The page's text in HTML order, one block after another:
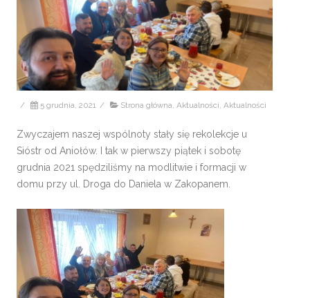
/ 5 grudnia, 2021 / Strona główna Aktualności Aktualności
Zwyczajem naszej wspólnoty stały się rekolekcje u
Sióstr od Aniołów. I tak w pierwszy piątek i sobotę
grudnia 2021 spędziliśmy na modlitwie i formacji w
domu przy ul. Droga do Daniela w Zakopanem.